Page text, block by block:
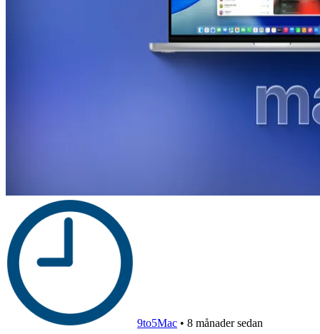
9to5Mac • 8 månader sedan